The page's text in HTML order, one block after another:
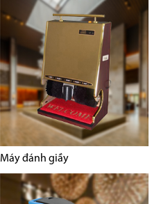
Máy đánh giầy